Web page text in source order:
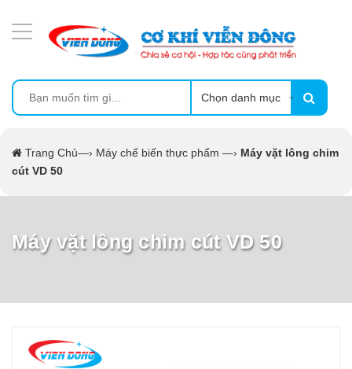
Chọn danh mục
Trang Chủ—› Máy chế biến thực phẩm —› Máy vặt lông chim
cút VD 50
Máy vặt lông chim cút VD 50
MÁY ÉP MÍA TẠO BỌT
MÁY RỬA BÁT SIÊU ÂM
THIẾT BỊ NHÀ BẾP CAO CẤP